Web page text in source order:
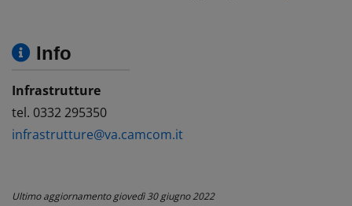
Info
Infrastrutture
tel. 0332 295350
infrastrutture@va.camcom.it
Ultimo aggiornamentogiovedì 30 giugno 2022